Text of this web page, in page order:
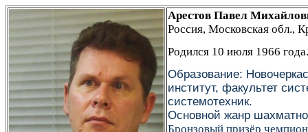
Арестов Павел
Россия, Московская обл.,
Родился 10 июля 1966 года.
Образование:
институт, факультет
системотехник.
Основной жанр
Бронзовый призёр